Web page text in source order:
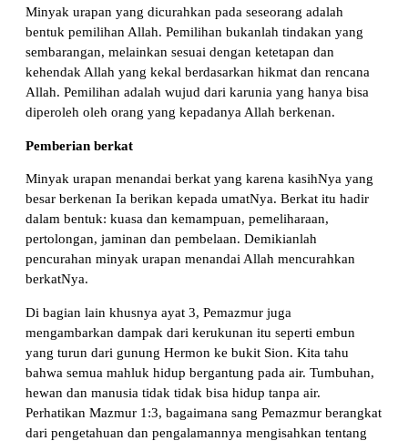
Minyak urapan yang dicurahkan pada seseorang adalah
bentuk pemilihan Allah. Pemilihan bukanlah tindakan yang
sembarangan, melainkan sesuai dengan ketetapan dan
kehendak Allah yang kekal berdasarkan hikmat dan rencana
Allah. Pemilihan adalah wujud dari karunia yang hanya bisa
diperoleh oleh orang yang kepadanya Allah berkenan.
Pemberian berkat
Minyak urapan menandai berkat yang karena kasihNya yang
besar berkenan Ia berikan kepada umatNya. Berkat itu hadir
dalam bentuk: kuasa dan kemampuan, pemeliharaan,
pertolongan, jaminan dan pembelaan. Demikianlah
pencurahan minyak urapan menandai Allah mencurahkan
berkatNya.
Di bagian lain khusnya ayat 3, Pemazmur juga
mengambarkan dampak dari kerukunan itu seperti embun
yang turun dari gunung Hermon ke bukit Sion. Kita tahu
bahwa semua mahluk hidup bergantung pada air. Tumbuhan,
hewan dan manusia tidak tidak bisa hidup tanpa air.
Perhatikan Mazmur 1:3, bagaimana sang Pemazmur berangkat
dari pengetahuan dan pengalamannya mengisahkan tentang